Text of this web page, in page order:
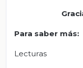
Para saber más:
Lecturas